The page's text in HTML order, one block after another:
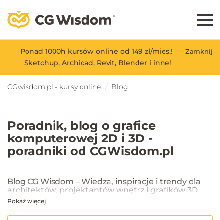
Zamknij
Ponad 1000h kursów online od 149 zł/mies.!
Sketchup, Archicad, Revit, Blender i inne!
CGwisdom.pl - kursy online Blog
Poradnik, blog o grafice
komputerowej 2D i 3D -
poradniki od CGWisdom.pl
Blog CG Wisdom – Wiedza, inspiracje i trendy dla
architektów, projektantów wnętrz i grafików 3D
Na blogu CG Wisdom znajdziesz praktyczne porady, inspiracje oraz
Pokaż więcej